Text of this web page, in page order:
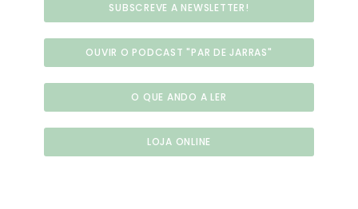
SUBSCREVE A NEWSLETTER!
OUVIR O PODCAST "PAR DE JARRAS"
O QUE ANDO A LER
LOJA ONLINE